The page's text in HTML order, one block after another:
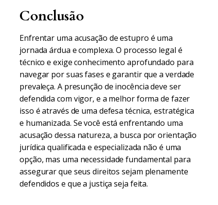
Conclusão
Enfrentar uma acusação de estupro é uma
jornada árdua e complexa. O processo legal é
técnico e exige conhecimento aprofundado para
navegar por suas fases e garantir que a verdade
prevaleça. A presunção de inocência deve ser
defendida com vigor, e a melhor forma de fazer
isso é através de uma defesa técnica, estratégica
e humanizada. Se você está enfrentando uma
acusação dessa natureza, a busca por orientação
jurídica qualificada e especializada não é uma
opção, mas uma necessidade fundamental para
assegurar que seus direitos sejam plenamente
defendidos e que a justiça seja feita.